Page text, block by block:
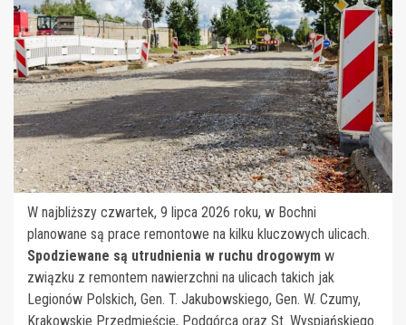
W najbliższy czwartek, 9 lipca 2026 roku, w Bochni
planowane są prace remontowe na kilku kluczowych ulicach.
Spodziewane są utrudnienia w ruchu drogowym w
związku z remontem nawierzchni na ulicach takich jak
Legionów Polskich, Gen. T. Jakubowskiego, Gen. W. Czumy,
Krakowskie Przedmieście, Podgórca oraz St. Wyspiańskiego.